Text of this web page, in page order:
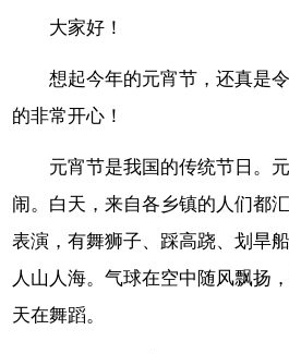
大家好！
想起今年的元宵节，还真是
的非常开心！
元宵节是我国的传统节日。
闹。白天，来自各乡镇的人们都
表演，有舞狮子、踩高跷、划旱
人山人海。气球在空中随风飘扬
天在舞蹈。